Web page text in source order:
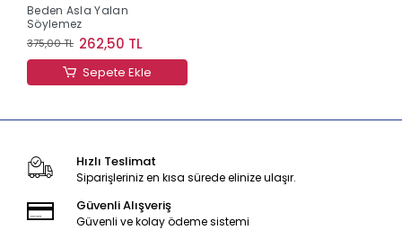
Beden Asla Yalan
Söylemez
375,00 TL 262,50 TL
Sepete Ekle
Hızlı Teslimat
Siparişleriniz en kısa sürede elinize ulaşır.
Güvenli Alışveriş
Güvenli ve kolay ödeme sistemi